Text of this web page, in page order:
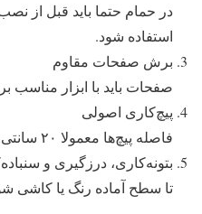
در حمام حتما باید قبل از نصب
استفاده شود.
برش صفحات مقاوم
صفحات باید با ابزار مناسب
پیچ‌کاری اصولی
فاصله پیچ‌ها معمولا ۲۰ سانتی‌متر است.
بتونه‌کاری، درزگیری و
تا سطح آماده رنگ یا کاشی